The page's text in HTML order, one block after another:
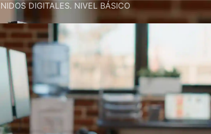
DIGITALES. NIVEL BÁSICO